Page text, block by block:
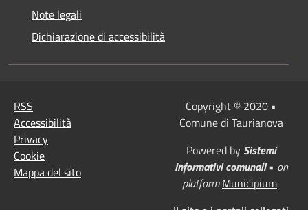
Note legali
Dichiarazione di accessibilità
RSS
Accessibilità
Privacy
Cookie
Mappa del sito
Copyright © 2020 •
Comune di Taurianova
Powered by Sistemi
Informativi comunali• on
platform Municipium